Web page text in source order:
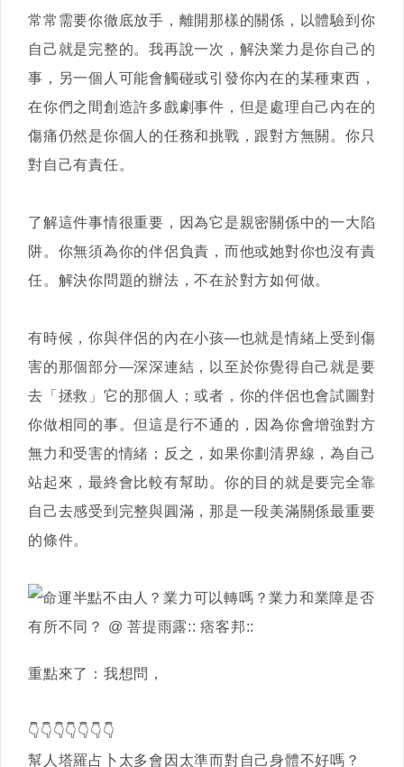
常常需要你徹底放手，離開那樣的關係，以體驗到你
自己就是完整的。我再說一次，解決業力是你自己的
事，另一個人可能會觸碰或引發你內在的某種東西，
在你們之間創造許多戲劇事件，但是處理自己內在的
傷痛仍然是你個人的任務和挑戰，跟對方無關。你只
對自己有責任。
了解這件事情很重要，因為它是親密關係中的一大陷
阱。你無須為你的伴侶負責，而他或她對你也沒有責
任。解決你問題的辦法，不在於對方如何做。
有時候，你與伴侶的內在小孩—也就是情緒上受到傷
害的那個部分—深深連結，以至於你覺得自己就是要
去「拯救」它的那個人；或者，你的伴侶也會試圖對
你做相同的事。但這是行不通的，因為你會增強對方
無力和受害的情緒；反之，如果你劃清界線，為自己
站起來，最終會比較有幫助。你的目的就是要完全靠
自己去感受到完整與圓滿，那是一段美滿關係最重要
的條件。
重點來了：我想問，
👇👇👇👇👇👇👇
幫人塔羅占卜太多會因太準而對自己身體不好嗎？